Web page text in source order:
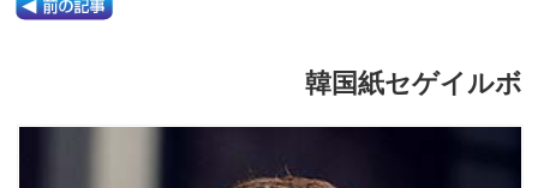
韓国紙セゲイルボ